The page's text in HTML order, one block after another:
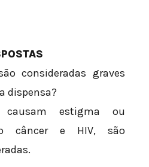
consideradas graves
dispensa?
estigma ou
câncer e HIV, são